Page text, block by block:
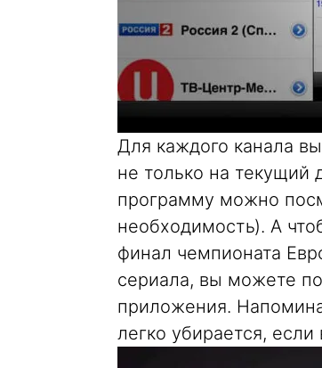
Для каждого канала
не только на текущий
программу можно
необходимость). А
финал чемпионата
сериала, вы можете
приложения.
легко убирается,